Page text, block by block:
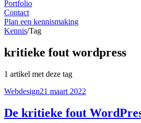
Portfolio
Contact
Plan een kennismaking
Kennis/Tag
kritieke fout wordpress
1 artikel met deze tag
Webdesign21 maart 2022
De kritieke fout